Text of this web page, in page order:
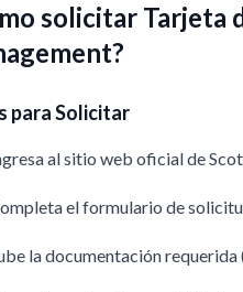
solicitar
para Solicitar
al sitio web oficial de
el formulario de
la documentación